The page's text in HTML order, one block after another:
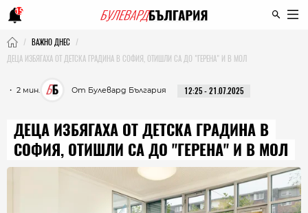
15
ВАЖНО ДНЕС
ДЕЦА ИЗБЯГАХА ОТ ДЕТСКА ГРАДИНА В СОФИЯ, ОТИШЛИ СА ДО "ГЕРЕНА" И В МОЛ
・ 2 мин. От Булевард България 12:25 - 21.07.2025
ДЕЦА ИЗБЯГАХА ОТ ДЕТСКА ГРАДИНА В
СОФИЯ, ОТИШЛИ СА ДО "ГЕРЕНА" И В МОЛ